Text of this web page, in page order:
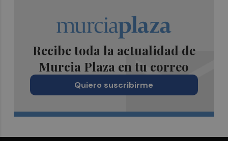
Recibe toda la actualidad de
Murcia Plaza en tu correo
Quiero suscribirme